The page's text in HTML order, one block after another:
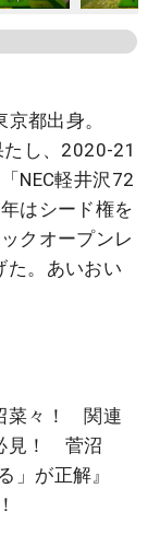
都出身。
し、2020-21
NEC軽井沢72
はシード権を
クオープンレ
た。あいおい
菜々！ 関連
見！ 菅沼
」が正解』